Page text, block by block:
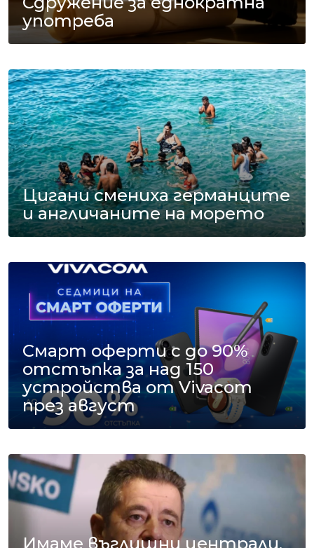
употреба
Цигани смениха германците
и англичаните на морето
Смарт оферти с до 90%
отстъпка за над 150
устройства от Vivacom
през август
Имаме въглищни централи,